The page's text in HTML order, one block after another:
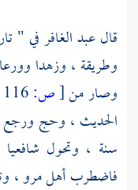
قالعبد الغافرفي "
وطريقة ، وزهدا
وصار من[ص:
الحديث ، وحج ورجع ،
سنة ، وتحول
فاضطرب أهلمرو،